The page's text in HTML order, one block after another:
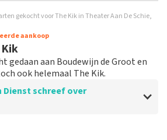
gekocht voor The Kik in Theater Aan De Schie,
aankoop
gedaan aan Boudewijn de Groot en
ook helemaal The Kik.
Dienst schreef over
Van Dienst over